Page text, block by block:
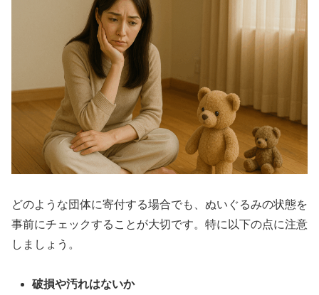
どのような団体に寄付する場合でも、ぬいぐるみの状態を
事前にチェックすることが大切です。特に以下の点に注意
しましょう。
破損や汚れはないか